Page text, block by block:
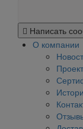
Написать
О компании